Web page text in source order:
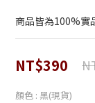
商品皆為100%實
NT$390
顏色 : 黑(現貨)